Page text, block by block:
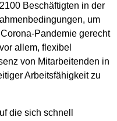
Beschäftigten in der
um
Pandemie gerecht
allem, flexibel
von Mitarbeitenden in
Arbeitsfähigkeit zu
die sich schnell